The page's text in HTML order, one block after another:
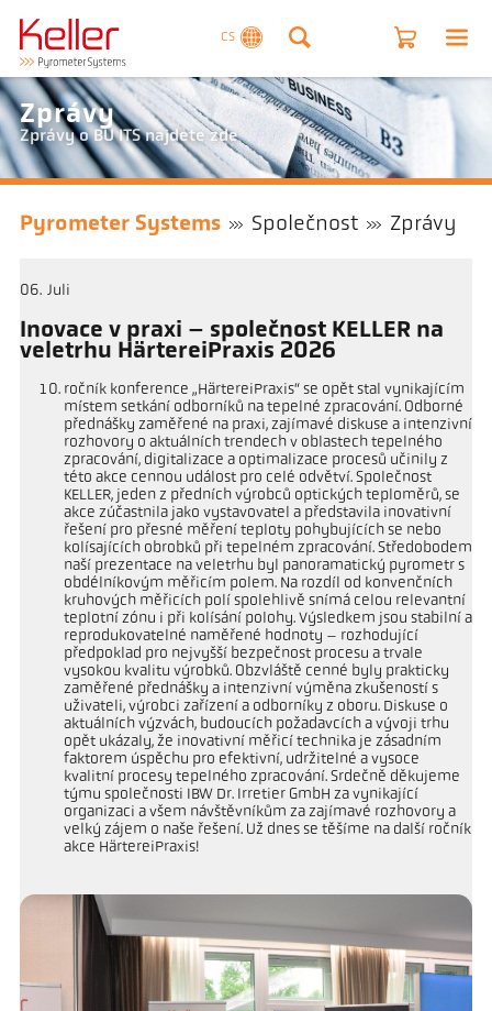
CS
Zprávy
Zprávy o BU ITS najdete zde
Pyrometer Systems Společnost Zprávy
Inovace v praxi – společnost KELLER na
veletrhu HärtereiPraxis 2026
ročník konference „HärtereiPraxis“ se opět stal vynikajícím
místem setkání odborníků na tepelné zpracování. Odborné
přednášky zaměřené na praxi, zajímavé diskuse a intenzivní
rozhovory o aktuálních trendech v oblastech tepelného
zpracování, digitalizace a optimalizace procesů učinily z
této akce cennou událost pro celé odvětví. Společnost
KELLER, jeden z předních výrobců optických teploměrů, se
akce zúčastnila jako vystavovatel a představila inovativní
řešení pro přesné měření teploty pohybujících se nebo
kolísajících obrobků při tepelném zpracování. Středobodem
naší prezentace na veletrhu byl panoramatický pyrometr s
obdélníkovým měřicím polem. Na rozdíl od konvenčních
kruhových měřicích polí spolehlivě snímá celou relevantní
teplotní zónu i při kolísání polohy. Výsledkem jsou stabilní a
reprodukovatelné naměřené hodnoty – rozhodující
předpoklad pro nejvyšší bezpečnost procesu a trvale
vysokou kvalitu výrobků. Obzvláště cenné byly prakticky
zaměřené přednášky a intenzivní výměna zkušeností s
uživateli, výrobci zařízení a odborníky z oboru. Diskuse o
aktuálních výzvách, budoucích požadavcích a vývoji trhu
opět ukázaly, že inovativní měřicí technika je zásadním
faktorem úspěchu pro efektivní, udržitelné a vysoce
kvalitní procesy tepelného zpracování. Srdečně děkujeme
týmu společnosti IBW Dr. Irretier GmbH za vynikající
organizaci a všem návštěvníkům za zajímavé rozhovory a
velký zájem o naše řešení. Už dnes se těšíme na další ročník
akce HärtereiPraxis!
Juli
06